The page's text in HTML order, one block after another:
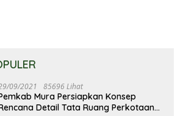
09/2021 85696 Lihat
Mura Persiapkan Konsep
Detail Tata Ruang Perkotaan